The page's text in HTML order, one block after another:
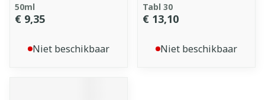
50ml
€ 9,35
Niet beschikbaar
Tabl 30
€ 13,10
Niet beschikbaar